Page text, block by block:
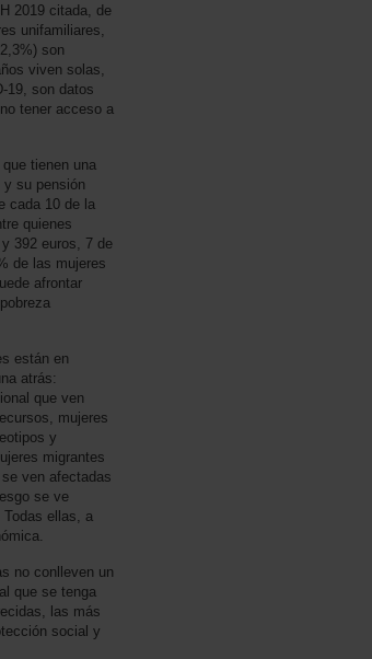
2019 citada, de
unifamiliares,
son
viven solas,
19, son datos
tener acceso a
tienen una
su pensión
cada 10 de la
quienes
392 euros, 7 de
de las mujeres
afrontar
están en
atrás:
que ven
mujeres
y
migrantes
ven afectadas
se ve
ellas, a
no conlleven un
que se tenga
las más
social y